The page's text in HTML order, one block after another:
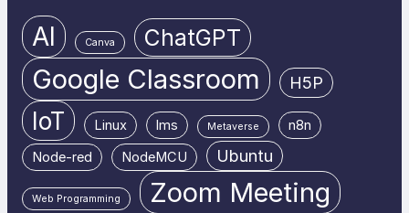
AI Canva ChatGPT
Google Classroom H5P
IoT Linux lms Metaverse
n8n
Node-red
NodeMCU Ubuntu
Web Programming Zoom Meeting